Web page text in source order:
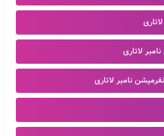
لاتاری
نامبر لاتاری